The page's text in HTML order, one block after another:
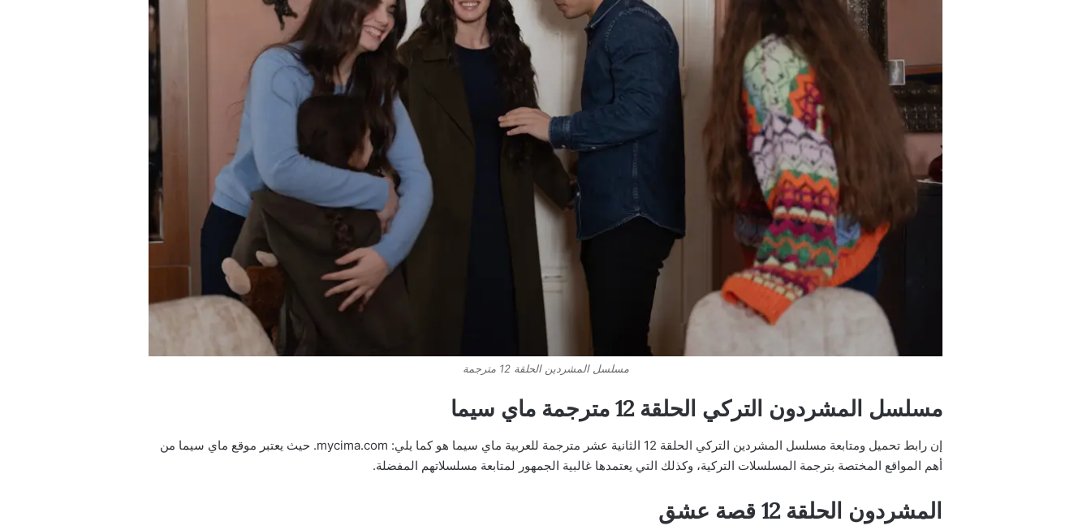
مسلسل المشردين الحلقة 12 مترجمة
مسلسل المشردون التركي الحلقة 12 مترجمة ماي سيما
إن رابط تحميل ومتابعة مسلسل المشردين التركي الحلقة 12 الثانية عشر مترجمة للعربية ماي سيما هو كما يلي: mycima.com. حيث يعتبر موقع ماي سيما من
أهم المواقع المختصة بترجمة المسلسلات التركية، وكذلك التي يعتمدها غالبية الجمهور لمتابعة مسلسلاتهم المفضلة.
المشردون الحلقة 12 قصة عشق